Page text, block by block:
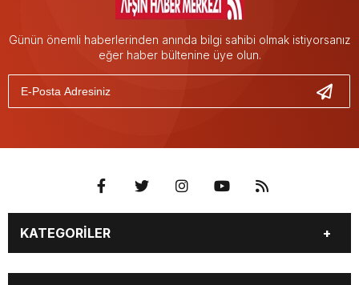
Günün önemli haberlerinden anında bilgi sahibi olmak istiyorsanız
eğer haber bültenine üye olun.
KATEGORİLER
EĞİTİM EKONOMİ